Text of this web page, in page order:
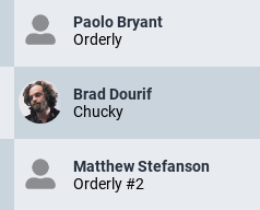
Paolo Bryant
Orderly
Brad Dourif
Chucky
Matthew Stefanson
Orderly #2